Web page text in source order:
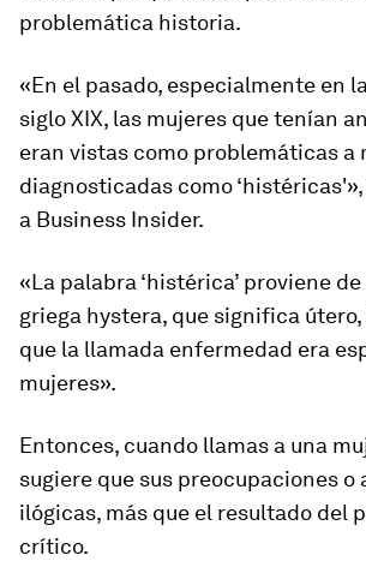
problemática historia.
«En el pasado, especialmente en
siglo XIX, las mujeres que tenían
eran vistas como problemáticas a
diagnosticadas como
a Business Insider.
«La palabra ‘histérica’ proviene
griega hystera, que significa
que la llamada enfermedad era
mujeres».
Entonces, cuando llamas a una
sugiere que sus preocupaciones o
ilógicas, más que el resultado del
crítico.